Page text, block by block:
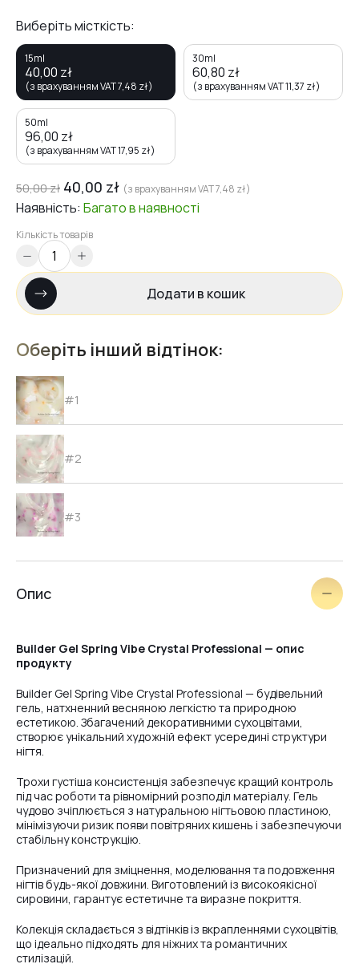
Виберіть місткість:
15ml
40,00 zł
(з врахуванням VAT7,48 zł)
30ml
60,80 zł
(з врахуванням VAT11,37 zł)
50ml
96,00 zł
(з врахуванням VAT17,95 zł)
50,00zł 40,00 zł (з врахуванням VAT7,48 zł)
Наявність: Багатов наявності
Кількість товарів
Додати в кошик
Оберіть інший відтінок:
#1
#2
#3
#7
Опис
Builder Gel Spring Vibe Crystal Professional — опис
продукту
Builder Gel Spring Vibe Crystal Professional — будівельний
гель, натхненний весняною легкістю та природною
естетикою. Збагачений декоративними сухоцвітами,
створює унікальний художній ефект усередині структури
нігтя.
Трохи густіша консистенція забезпечує кращий контроль
під час роботи та рівномірний розподіл матеріалу. Гель
чудово зчіплюється з натуральною нігтьовою пластиною,
мінімізуючи ризик появи повітряних кишень і забезпечуючи
стабільну конструкцію.
Призначений для зміцнення, моделювання та подовження
нігтів будь-якої довжини. Виготовлений із високоякісної
сировини, гарантує естетичне та виразне покриття.
Колекція складається з відтінків із вкрапленнями сухоцвітів,
що ідеально підходять для ніжних та романтичних
стилізацій.